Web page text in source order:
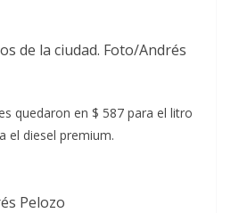
de la ciudad. Foto/Andrés
quedaron en $ 587 para el litro
el diesel premium.
Pelozo